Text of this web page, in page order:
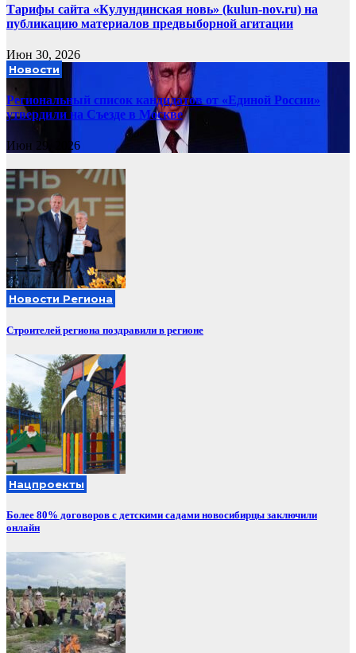
Тарифы сайта «Кулундинская новь» (kulun-nov.ru) на
публикацию материалов предвыборной агитации
Июн 30, 2026
Новости
Региональный список кандидатов от «Единой России»
утвердили на Съезде в Москве
Июн 29, 2026
Новости Региона
Строителей региона поздравили в регионе
Нацпроекты
Более 80% договоров с детскими садами новосибирцы заключили
онлайн